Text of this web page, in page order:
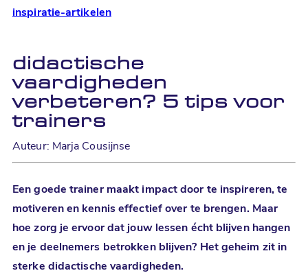
inspiratie-artikelen
didactische
vaardigheden
verbeteren? 5 tips voor
trainers
Auteur: Marja Cousijnse
Een goede trainer maakt impact door te inspireren, te
motiveren en kennis effectief over te brengen. Maar
hoe zorg je ervoor dat jouw lessen écht blijven hangen
en je deelnemers betrokken blijven? Het geheim zit in
sterke didactische vaardigheden.